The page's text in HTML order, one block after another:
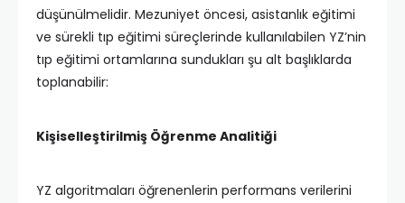
düşünülmelidir. Mezuniyet öncesi, asistanlık eğitimi
ve sürekli tıp eğitimi süreçlerinde kullanılabilen YZ’nin
tıp eğitimi ortamlarına sundukları şu alt başlıklarda
toplanabilir:
Kişiselleştirilmiş Öğrenme Analitiği
YZ algoritmaları öğrenenlerin performans verilerini